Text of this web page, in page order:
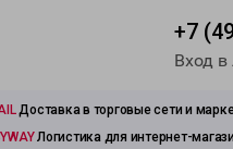
+7
Вход
Доставка в торговые сети и
Логистика для интернет-